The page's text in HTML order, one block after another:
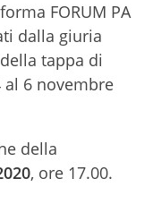
FORUM PA
dalla giuria
tappa di
al 6 novembre
della
, ore 17.00.